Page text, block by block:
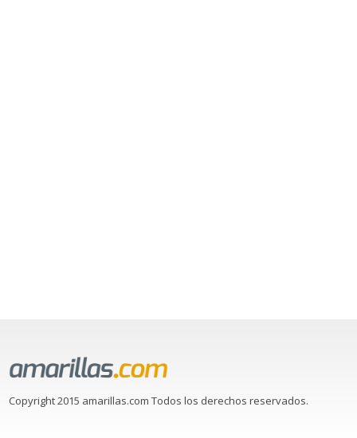
Copyright 2015 amarillas.com Todos los derechos reservados.